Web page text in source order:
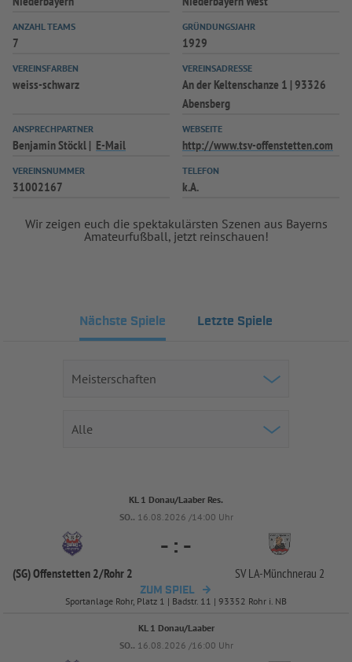
ANZAHL TEAMS
7
GRÜNDUNGSJAHR
1929
VEREINSFARBEN
weiss-schwarz
VEREINSADRESSE
An der Keltenschanze 1 | 93326
Abensberg
ANSPRECHPARTNER
Benjamin Stöckl E-Mail
WEBSEITE
http://www.tsv-offenstetten.com
VEREINSNUMMER
31002167
TELEFON
k.A.
Wir zeigen euch die spektakulärsten Szenen aus Bayerns
Amateurfußball, jetzt reinschauen!
Nächste Spiele Letzte Spiele
KL 1 Donau/Laaber Res.
SO.. 16.08.2026 /14:00 Uhr
(SG) Offenstetten 2/Rohr 2
- : -
SV LA-Münchnerau 2
ZUM SPIEL
Sportanlage Rohr, Platz 1 | Badstr. 11 | 93352 Rohr i. NB
KL 1 Donau/Laaber
SO.. 16.08.2026 /16:00 Uhr